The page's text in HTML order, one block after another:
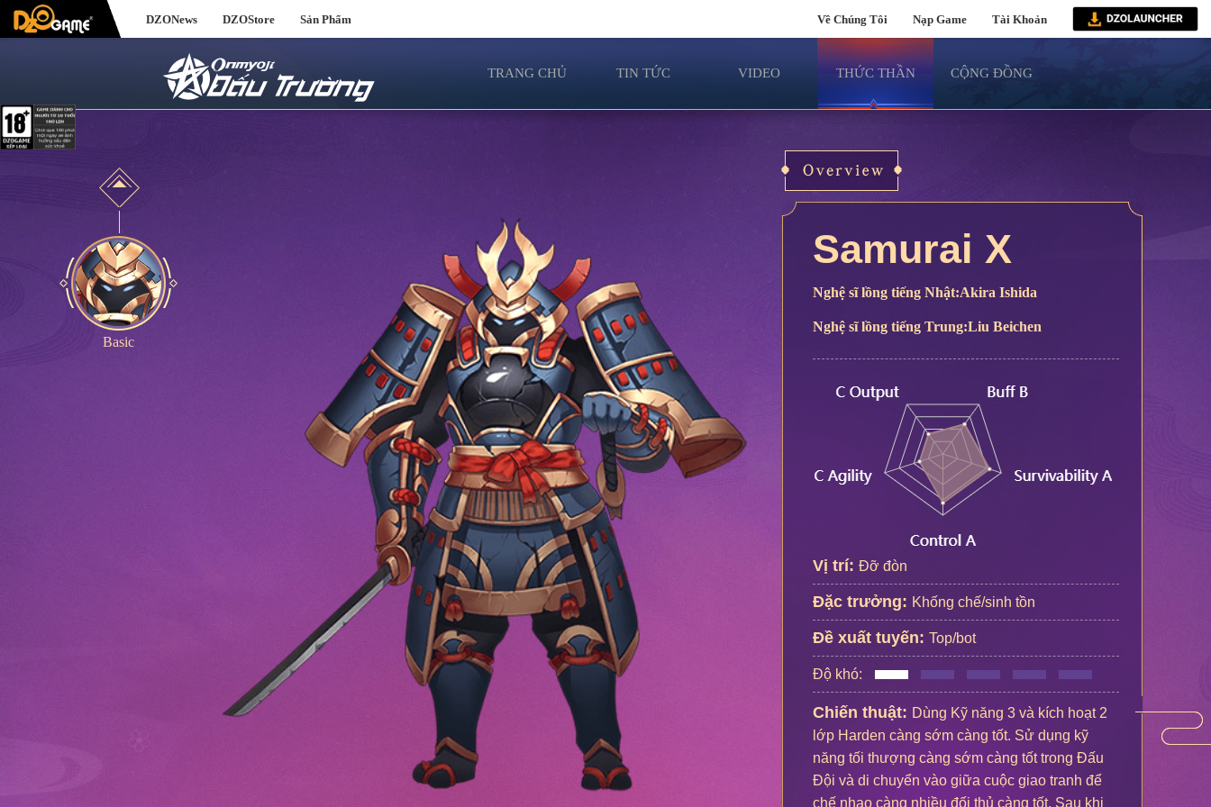
DZONews DZOStore Sản Phẩm Về Chúng Tôi Nạp Game Tài Khoản
TRANG CHỦ TIN TỨC VIDEO THỨC THẦN CỘNG ĐỒNG
Basic
Samurai X
Nghệ sĩ lồng tiếng Nhật:Akira Ishida
Nghệ sĩ lồng tiếng Trung:Liu Beichen
Vị trí: Đỡ đòn
Đặc trưởng: Khống chế/sinh tồn
Đề xuất tuyến: Top/bot
Độ khó:
Chiến thuật: Dùng Kỹ năng 3 và kích hoạt 2
lớp Harden càng sớm càng tốt. Sử dụng kỹ
năng tối thượng càng sớm càng tốt trong Đấu
Đội và di chuyển vào giữa cuộc giao tranh để
chế nhạo càng nhiều đối thủ càng tốt. Sau khi